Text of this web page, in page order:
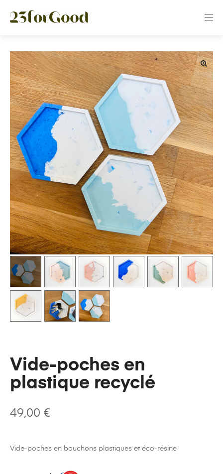
Vide-poches en
plastique recyclé
49,00 €
Vide-poches en bouchons plastiques et éco-résine